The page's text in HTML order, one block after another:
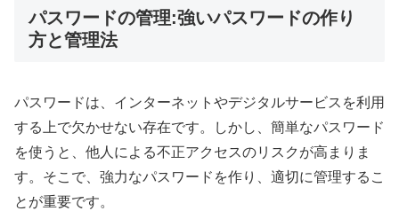
パスワードの管理:強いパスワードの作り
方と管理法
パスワードは、インターネットやデジタルサービスを利用
する上で欠かせない存在です。しかし、簡単なパスワード
を使うと、他人による不正アクセスのリスクが高まりま
す。そこで、強力なパスワードを作り、適切に管理するこ
とが重要です。